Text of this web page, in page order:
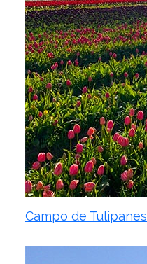
Campo de Tulipanes